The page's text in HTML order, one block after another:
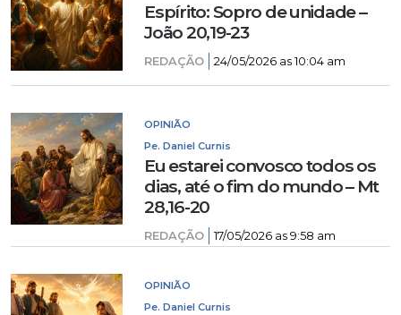
Espírito: Sopro de unidade –
João 20,19-23
REDAÇÃO 24/05/2026 as 10:04 am
OPINIÃO
Pe. Daniel Curnis
Eu estarei convosco todos os
dias, até o fim do mundo – Mt
28,16-20
REDAÇÃO 17/05/2026 as 9:58 am
OPINIÃO
Pe. Daniel Curnis